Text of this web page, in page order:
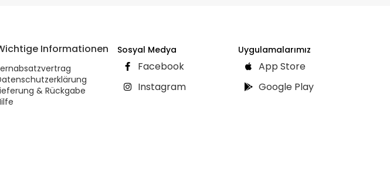
Informationen
& Rückgabe
Sosyal Medya
Facebook
Instagram
Uygulamalarımız
App Store
Google Play